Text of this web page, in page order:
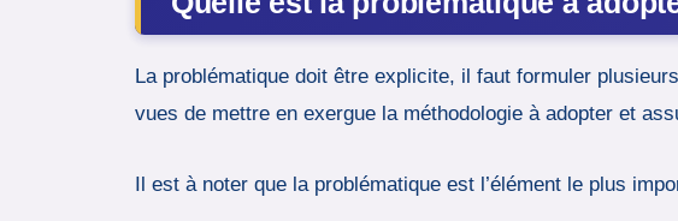
La problématique doit être explicite, il faut formuler
vues de mettre en exergue la méthodologie à adopter et
Il est à noter que la problématique est l’élément le plus